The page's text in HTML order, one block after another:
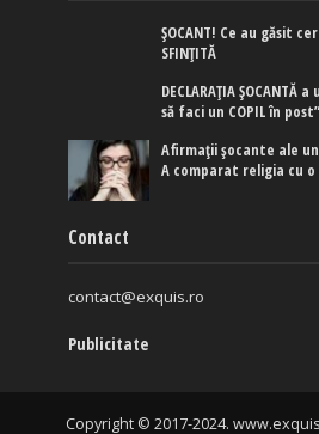
ȘOCANT! Ce au găsit
SFINȚITĂ
DECLARAȚIA
să faci un COPIL în post”
Afirmaţii şocante ale
A comparat religia cu
Contact
contact@exquis.ro
Publicitate
Copyright © 2017-2024.